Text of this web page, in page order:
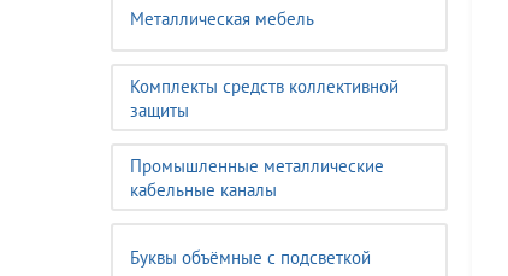
Металлическая мебель
Комплекты средств коллективной
защиты
Промышленные металлические
кабельные каналы
Буквы объёмные с подсветкой